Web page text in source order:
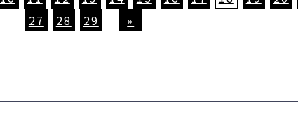
27
28 29 »